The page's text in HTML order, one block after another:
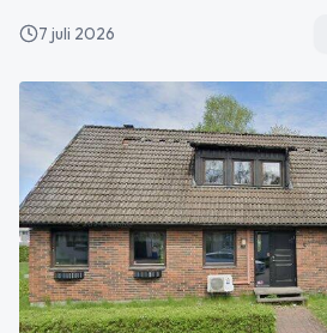
7 juli 2026